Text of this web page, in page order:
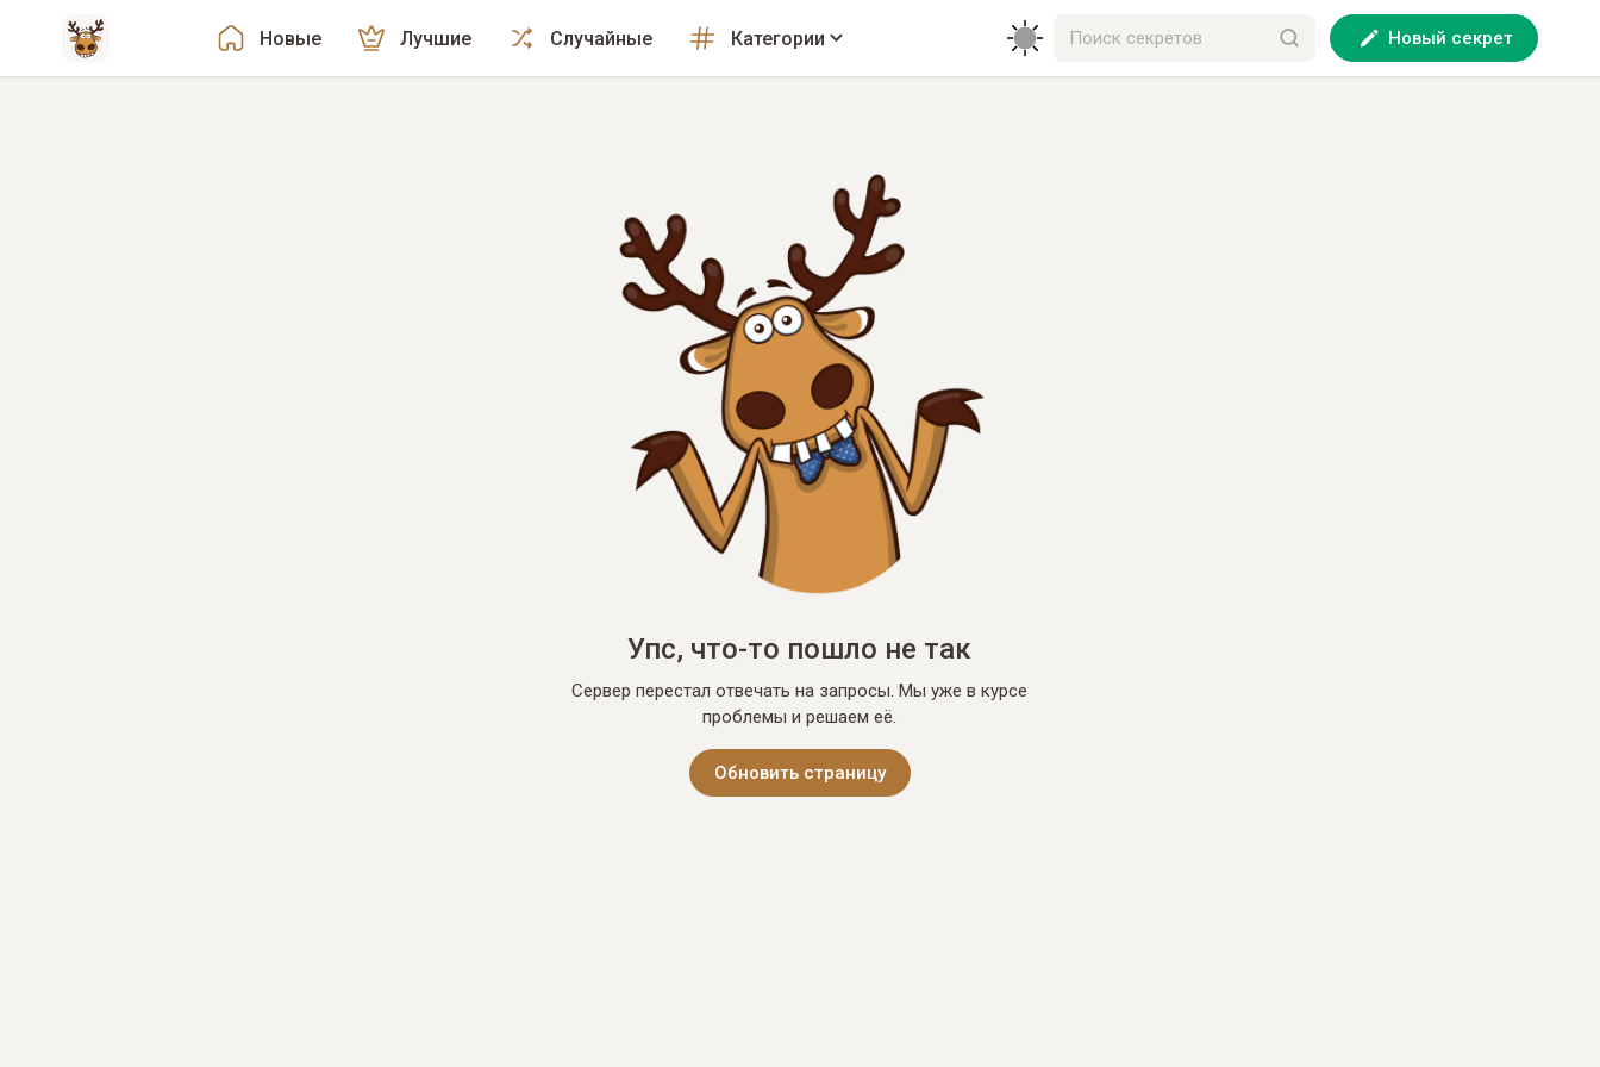
Новые Лучшие Случайные Категории Новый секрет
Упс, что-то пошло не так
Сервер перестал отвечать на запросы. Мы уже в курсе
проблемы и решаем её.
Обновить страницу